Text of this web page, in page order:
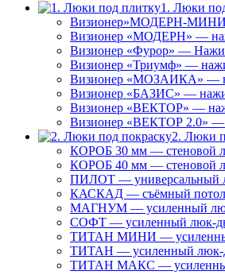
1. Люки
Визионер»МОДЕРН-
Визионер «МОДЕРН» —
Визионер «Фурор» —
Визионер «Триумф» —
Визионер «МОЗАИКА» —
Визионер «БАЗИС» —
Визионер «ВЕКТОР» —
Визионер «ВЕКТОР 2.0»
2. Люки
КОРОБ 30 мм — стеновой
КОРОБ 40 мм — стеновой
ПИЛОТ — универсальный
КАСКАД — съёмный
МАГНУМ — усиленный
СОФТ — усиленный люк-
ТИТАН МИНИ —
ТИТАН — усиленный люк-
ТИТАН МАКС — усиленный